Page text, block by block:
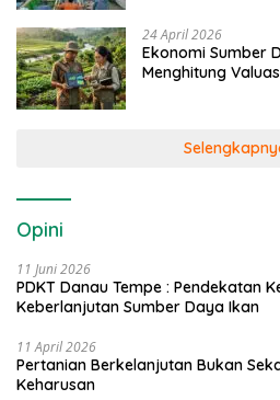
24 April 2026
Ekonomi Sumber
Menghitung
Opini
11 Juni 2026
PDKT Danau Tempe : Pendekatan
Keberlanjutan Sumber Daya Ikan
11 April 2026
Pertanian Berkelanjutan Bukan
Keharusan